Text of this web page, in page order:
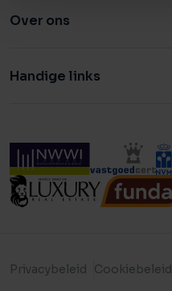
Over ons
Handige links
Privacybeleid Cookiebeleid